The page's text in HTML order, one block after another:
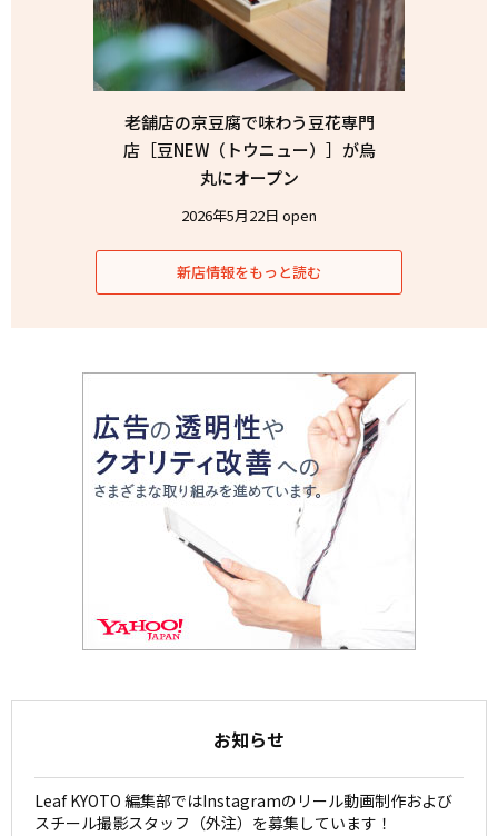
老舗店の京豆腐で味わう豆花専門
店［豆NEW（トウニュー）］が烏
丸にオープン
2026年5月22日 open
新店情報をもっと読む
お知らせ
Leaf KYOTO 編集部ではInstagramのリール動画制作および
スチール撮影スタッフ（外注）を募集しています！